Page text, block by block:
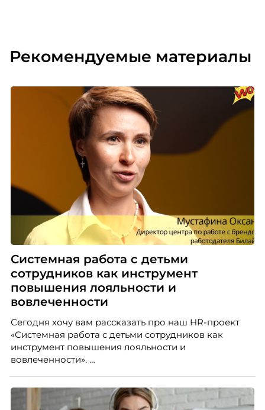
Рекомендуемые материалы
Системная работа с детьми
сотрудников как инструмент
повышения лояльности и
вовлеченности
Сегодня хочу вам рассказать про наш HR-проект
«Системная работа с детьми сотрудников как
инструмент повышения лояльности и
вовлеченности».